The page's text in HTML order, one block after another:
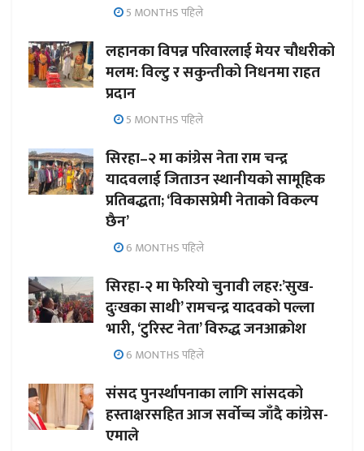
5 MONTHS पहिले
लहानका विपन्न परिवारलाई मेयर चौधरीको
मलम: विल्टु र सकुन्तीको निधनमा राहत
प्रदान
5 MONTHS पहिले
सिरहा–२ मा कांग्रेस नेता राम चन्द्र
यादवलाई जिताउन स्थानीयको सामूहिक
प्रतिबद्धता; ‘विकासप्रेमी नेताको विकल्प
छैन’
6 MONTHS पहिले
सिरहा-२ मा फेरियो चुनावी लहर:’सुख-
दुःखका साथी’ रामचन्द्र यादवको पल्ला
भारी, ‘टुरिस्ट नेता’ विरुद्ध जनआक्रोश
6 MONTHS पहिले
संसद पुनर्स्थापनाका लागि सांसदको
हस्ताक्षरसहित आज सर्वोच्च जाँदै कांग्रेस-
एमाले